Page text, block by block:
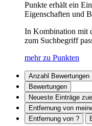
Punkte erhält ein
Eigenschaften und
In Kombination mit
zum Suchbegriff
mehr zu Punkten
Anzahl Bewertungen
Bewertungen
Neueste Einträge
Entfernung von
Entfernung von ?